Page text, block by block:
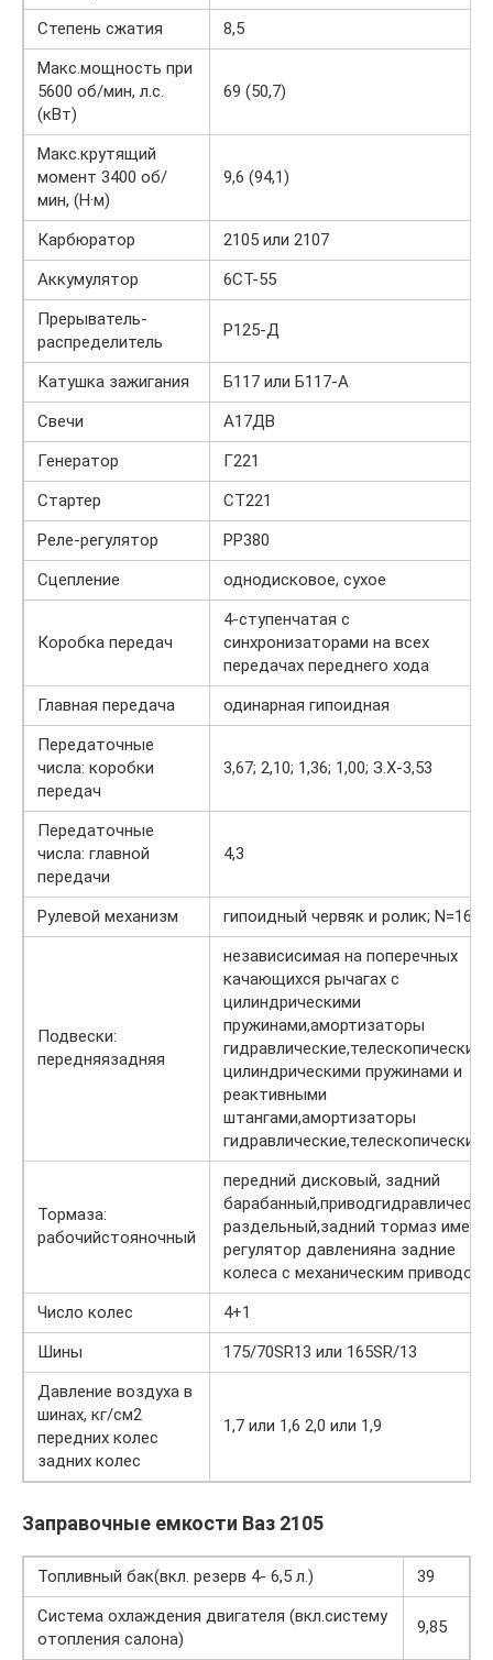
Степень сжатия
8,5
Макс.мощность при
5600 об/мин, л.с.
(кВт)
69 (50,7)
Макс.крутящий
момент 3400 об/
мин, (H·м)
9,6 (94,1)
Карбюратор
2105 или 2107
Аккумулятор
6СТ-55
Прерыватель-
распределитель
Р125-Д
Катушка зажигания
Б117 или Б117-А
Свечи
А17ДВ
Генератор
Г221
Стартер
СТ221
Реле-регулятор
РР380
Сцепление
однодисковое, сухое
Коробка передач
4-ступенчатая с
синхронизаторами на всех
передачах переднего хода
Главная передача
одинарная гипоидная
Передаточные
числа: коробки
передач
3,67; 2,10; 1,36; 1,00; З.X-3,53
Передаточные
числа: главной
передачи
4,3
Рулевой механизм гипоидный червяк и ролик; N=16,4
Подвески:
передняязадняя
независисимая на поперечных
качающихся рычагах с
цилиндрическими
пружинами,амортизаторы
гидравлические,телескопическиес
цилиндрическими пружинами и
реактивными
штангами,амортизаторы
гидравлические,телескопические
Тормаза:
рабочийстояночный
передний дисковый, задний
раздельный,задний тормаз имеет
регулятор давленияна задние
колеса с механическим приводом
Число колес
4+1
Шины
175/70SR13 или 165SR/13
Давление воздуха в
шинах, кг/см2
передних колес
задних колес
1,7 или 1,6 2,0 или 1,9
Заправочные емкости Ваз 2105
Топливный бак(вкл. резерв 4- 6,5 л.)
39
Система охлаждения двигателя (вкл.систему
отопления салона)
9,85